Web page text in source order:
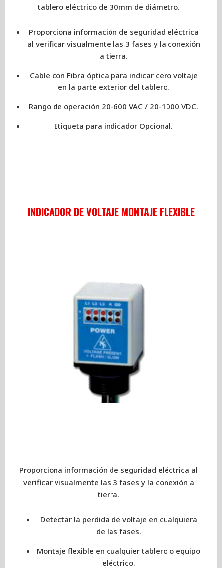
tablero eléctrico de 30mm de diámetro.
Proporciona información de seguridad eléctrica
al verificar visualmente las 3 fases y la conexión
a tierra.
Cable con Fibra óptica para indicar cero voltaje
en la parte exterior del tablero.
Rango de operación 20-600 VAC / 20-1000 VDC.
Etiqueta para indicador Opcional.
INDICADOR DE VOLTAJE MONTAJE FLEXIBLE
Proporciona información de seguridad eléctrica al
verificar visualmente las 3 fases y la conexión a
tierra.
Detectar la perdida de voltaje en cualquiera
de las fases.
Montaje flexible en cualquier tablero o equipo
eléctrico.